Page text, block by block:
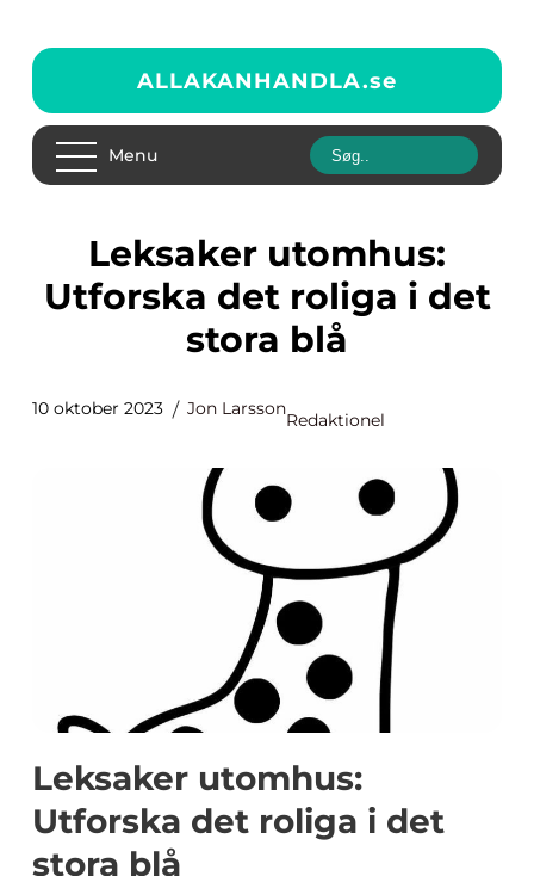
ALLAKANHANDLA.se
Menu
Leksaker utomhus:
Utforska det roliga i det
stora blå
10 oktober 2023 Jon Larsson
Redaktionel
Leksaker utomhus:
Utforska det roliga i det
stora blå